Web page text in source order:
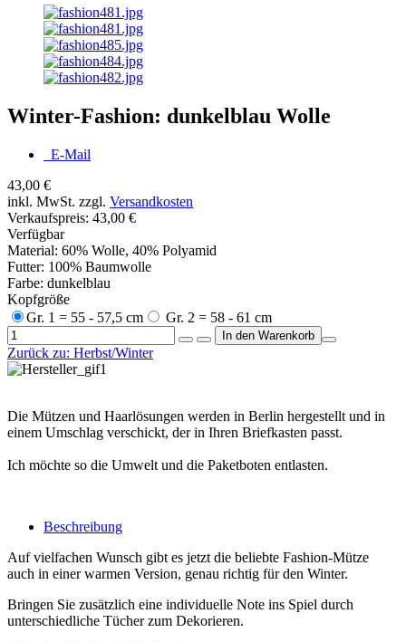
Winter-Fashion: dunkelblau Wolle
E-Mail
43,00 €
inkl. MwSt. zzgl. Versandkosten
Verkaufspreis: 43,00 €
Verfügbar
Material: 60% Wolle, 40% Polyamid
Futter: 100% Baumwolle
Farbe: dunkelblau
Kopfgröße
Gr. 1 = 55 - 57,5 cm
Gr. 2 = 58 - 61 cm
Zurück zu: Herbst/Winter
Die Mützen und Haarlösungen werden in Berlin hergestellt und in
einem Umschlag verschickt, der in Ihren Briefkasten passt.
Ich möchte so die Umwelt und die Paketboten entlasten.
Beschreibung
Auf vielfachen Wunsch gibt es jetzt die beliebte Fashion-Mütze
auch in einer warmen Version, genau richtig für den Winter.
Bringen Sie zusätzlich eine individuelle Note ins Spiel durch
unterschiedliche Tücher zum Dekorieren.